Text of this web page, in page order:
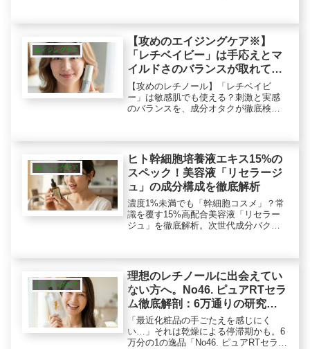
「塗るNMN」の真実と、肌年齢にアプ
ローチする合理的な使い方を解説しま
す。
エイジングケア
【攻めのエイジングケア※】
「レチベイビー」は手応えとマ
イルドさのバランスが取れて
る？敏感肌のプロが検証
【攻めのレチノール】「レチベイビ
ー」は敏感肌でも使える？刺激と実感
のバランスを、成分オタクが徹底検
方と成分表（レチノール/セラミド）か
ら解説。
エイジングケア
ヒト幹細胞培養液エキス15%の
スペック！美容液「リセラージ
ュ」の成分構成を徹底解析
濃度1%未満でも「幹細胞コスメ」？常
識を覆す15%高配合美容液「リセラー
ジュ」を徹底解析。次世代成分バクチ
へ、成分オタクが「本気」の理由を解
説します。
エイジングケア
理想のレチノールに出会えてい
ない方へ。No46. ピュアRTセラ
ム徹底解剖：6万通りの研究か
ら導いた高純粋レチノールとは
「最近化粧品の手ごたえを感じにく
い…」それは乾燥による停滞期かも。6
万分の1の逸品「No46. ピュアRTセラ